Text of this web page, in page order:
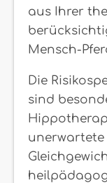
aus Ihrer
Mensch-
Die
sind
unerwartete